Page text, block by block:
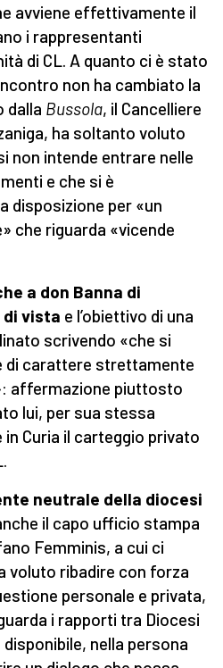
avviene effettivamente il
i rappresentanti
di CL. A quanto ci è stato
non ha cambiato la
dalla Bussola, il Cancelliere
ha soltanto voluto
non intende entrare nelle
e che si è
disposizione per «un
che riguarda «vicende
a don Banna di
di vista e l’obiettivo di una
scrivendo «che si
di carattere strettamente
affermazione piuttosto
lui, per sua stessa
Curia il carteggio privato
neutrale della diocesi
il capo ufficio stampa
Femminis, a cui ci
voluto ribadire con forza
personale e privata,
i rapporti tra Diocesi
disponibile, nella persona